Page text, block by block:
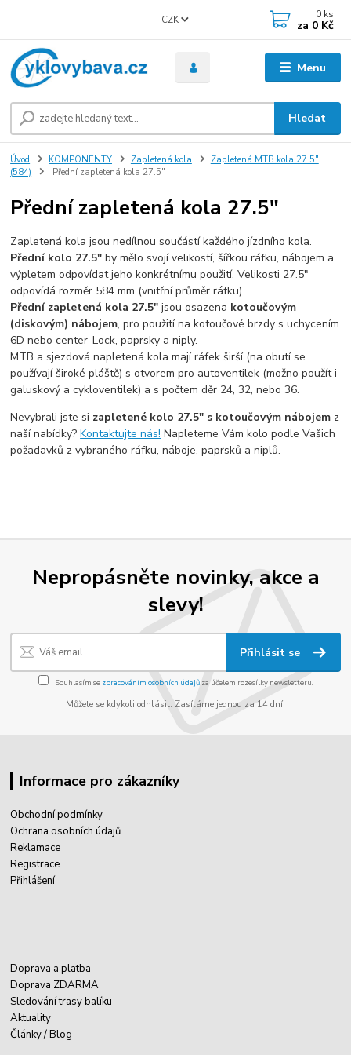
Menu
CZK
Hledat
0 ks
za 0 Kč
Úvod KOMPONENTY Zapletená kola
Zapletená MTB kola 27.5"
(584)
Přední zapletená kola 27.5"
Přední zapletená kola 27.5"
Zapletená kola jsou nedílnou součástí každého jízdního kola.
Přední kolo 27.5" by mělo svojí velikostí, šířkou ráfku, nábojem a
výpletem odpovídat jeho konkrétnímu použití. Velikosti 27.5"
odpovídá rozměr 584 mm (vnitřní průměr ráfku).
Přední zapletená kola 27.5" jsou osazena kotoučovým
(diskovým) nábojem, pro použití na kotoučové brzdy s uchycením
6D nebo center-Lock, paprsky a niply.
MTB a sjezdová napletená kola mají ráfek širší (na obutí se
používají široké pláště) s otvorem pro autoventilek (možno použít i
galuskový a cykloventilek) a s počtem děr 24, 32, nebo 36.
Nevybrali jste si zapletené kolo 27.5" s kotoučovým nábojem z
naší nabídky?Kontaktujte nás! Napleteme Vám kolo podle Vašich
požadavků z vybraného ráfku, náboje, paprsků a niplů.
Nepropásněte novinky, akce a
slevy!
Přihlásit se
Souhlasím se zpracováním osobních údajůza účelem rozesílky newsletteru.
Můžete se kdykoli odhlásit. Zasíláme jednou za 14 dní.
Informace pro zákazníky
Obchodní podmínky
Ochrana osobních údajů
Reklamace
Registrace
Přihlášení
Doprava a platba
Doprava ZDARMA
Sledování trasy balíku
Aktuality
Články / Blog